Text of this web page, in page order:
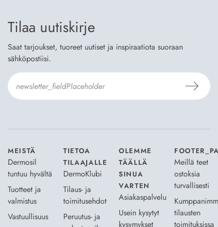
Tilaa uutiskirje
Saat tarjoukset, tuoreet uutiset ja inspiraatiota suoraan
sähköpostiisi.
MEISTÄ
Dermosil
tuntuu hyvältä
Tuotteet ja
valmistus
Vastuullisuus
TIETOA
TILAAJALLE
DermoKlubi
Tilaus- ja
toimitusehdot
Peruutus- ja
OLEMME
TÄÄLLÄ
SINUA
VARTEN
Asiakaspalvelu
Usein kysytyt
kysymykset
Meillä teet
ostoksia
turvallisesti
tilausten
toimituksissa